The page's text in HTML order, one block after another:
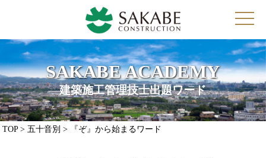
SAKABE ACADEMY
建築施工管理技士出題ワード
TOP> 五十音別 > 『ぞ』から始まるワード